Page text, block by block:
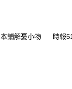
本鋪解憂小物 時報